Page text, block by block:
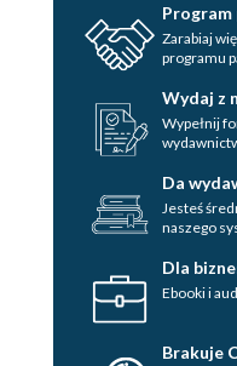
Zarabiaj
programu
Wydaj z
Wypełnij
Da
Jesteś
naszego
Dla
Ebooki i
Brakuje